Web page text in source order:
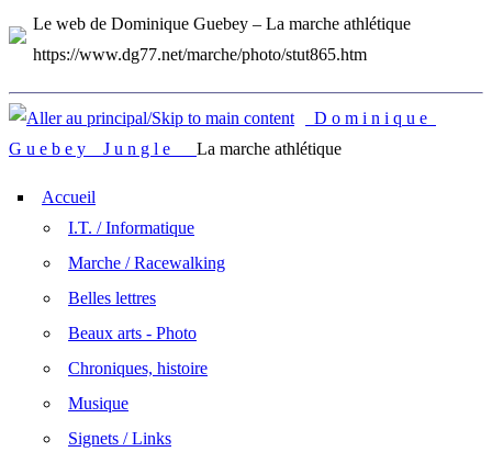
Le web de Dominique Guebey – La marche athlétique
https://www.dg77.net/marche/photo/stut865.htm
D o m i n i q u e
G u e b e y J u n g l e La marche athlétique
Accueil
I.T. / Informatique
Marche / Racewalking
Belles lettres
Beaux arts - Photo
Chroniques, histoire
Musique
Signets / Links